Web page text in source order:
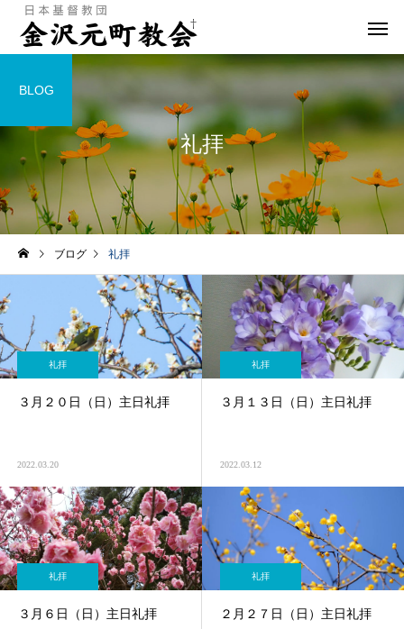
礼拝
BLOG
ブログ 礼拝
礼拝
３月２０日（日）主日礼拝
2022.03.20
礼拝
３月１３日（日）主日礼拝
2022.03.12
礼拝
３月６日（日）主日礼拝
礼拝
２月２７日（日）主日礼拝